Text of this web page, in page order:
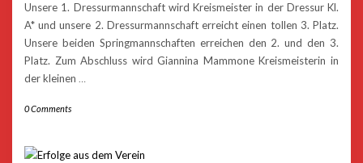
Unsere 1. Dressurmannschaft wird Kreismeister in der Dressur Kl.
A* und unsere 2. Dressurmannschaft erreicht einen tollen 3. Platz.
Unsere beiden Springmannschaften erreichen den 2. und den 3.
Platz. Zum Abschluss wird Giannina Mammone Kreismeisterin in
der kleinen …
0 Comments